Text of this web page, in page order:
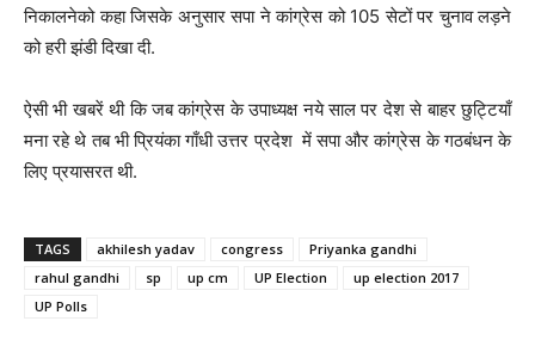
निकालनेको कहा जिसके अनुसार सपा ने कांग्रेस को 105 सेटों पर चुनाव लड़ने
को हरी झंडी दिखा दी.
ऐसी भी खबरें थी कि जब कांग्रेस के उपाध्यक्ष नये साल पर देश से बाहर छुट्टियाँ
मना रहे थे तब भी प्रियंका गाँधी उत्तर प्रदेश में सपा और कांग्रेस के गठबंधन के
लिए प्रयासरत थी.
TAGS akhilesh yadav congress
Priyanka gandhi
rahul gandhi
sp up cm UP Election
up election 2017
UP Polls